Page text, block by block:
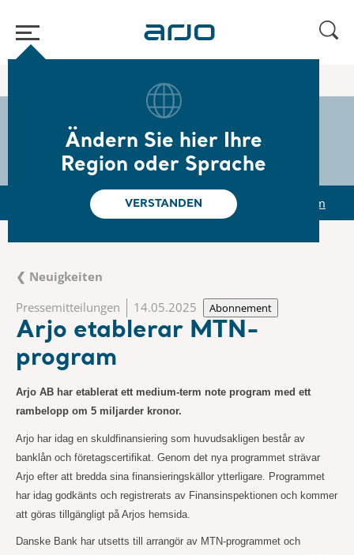
Ändern Sie hier Ihre
Region oder Sprache
VERSTANDEN
Arjo etablerar MTN-program
The share s-arjo
Reports & Presentations The share Newsroom
❮ Neuigkeiten
Pressemitteilungen
14.05.2025 Abonnement
Arjo etablerar MTN-
program
Arjo AB har etablerat ett medium-term note program med ett
rambelopp om 5 miljarder kronor.
Arjo har idag en skuldfinansiering som huvudsakligen består av
banklån och företagscertifikat. Genom det nya programmet strävar
Arjo efter att bredda sina finansieringskällor ytterligare. Programmet
har idag godkänts och registrerats av Finansinspektionen och kommer
att göras tillgängligt på Arjos hemsida.
Danske Bank har utsetts till arrangör av MTN-programmet och